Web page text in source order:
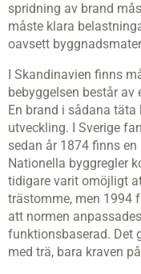
spridning av brand
måste klara
oavsett
I Skandinavien finns
bebyggelsen består
En brand i sådana
utveckling. I Sverige
sedan år 1874 finns
Nationella byggregler
tidigare varit omöjligt
trästomme, men 1994
att normen
funktionsbaserad. Det
med trä, bara kraven